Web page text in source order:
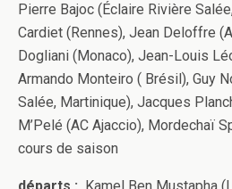
Pierre Bajoc (Éclaire Rivière
Cardiet (Rennes), Jean Deloffre
Dogliani (Monaco), Jean-Louis
Armando Monteiro ( Brésil), Guy
Salée, Martinique), Jacques
M’Pelé (AC Ajaccio), Mordechaï
cours de saison